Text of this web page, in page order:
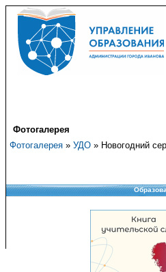
Фотогалерея
Фотогалерея » УДО » Новогодний
Copyright © 2008-2026
Перепечатка и использование
Управления
103,920,000